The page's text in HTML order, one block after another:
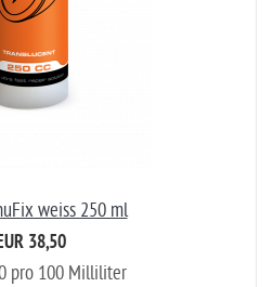
weiss 250 ml
38,50
pro 100 Milliliter